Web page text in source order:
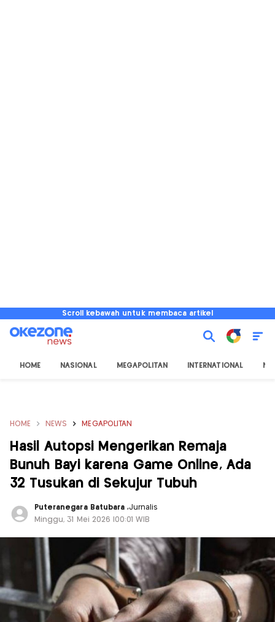
Scroll kebawah untuk membaca artikel
HOME NASIONAL MEGAPOLITAN INTERNATIONAL
HOME NEWS MEGAPOLITAN
Hasil Autopsi Mengerikan Remaja
Bunuh Bayi karena Game Online, Ada
32 Tusukan di Sekujur Tubuh
Puteranegara Batubara,Jurnalis
Minggu, 31 Mei 2026 |00:01 WIB